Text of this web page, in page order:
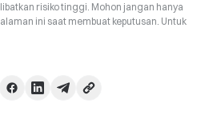
risiko tinggi. Mohon jangan hanya
ini saat membuat keputusan. Untuk